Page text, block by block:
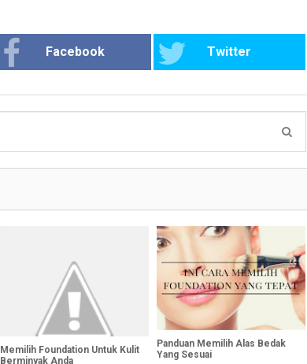
Facebook Twitter
Memilih Foundation Untuk Kulit
Berminyak Anda
Panduan Memilih Alas Bedak
Yang Sesuai